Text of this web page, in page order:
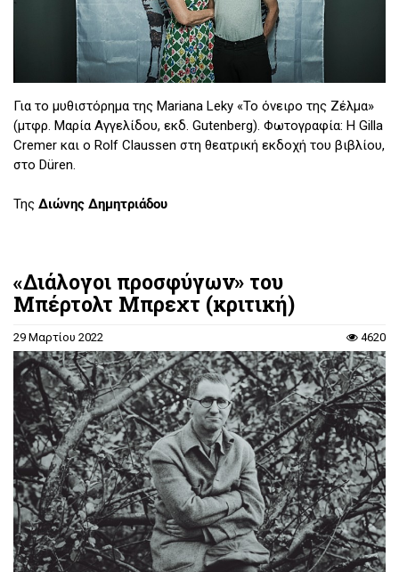
Για το μυθιστόρημα της Mariana Leky «Το όνειρο της Ζέλμα»
(μτφρ. Μαρία Αγγελίδου, εκδ. Gutenberg). Φωτογραφία: Η Gilla
Cremer και ο Rolf Claussen στη θεατρική εκδοχή του βιβλίου,
στο Düren.
Της Διώνης Δημητριάδου
«Διάλογοι προσφύγων» του
Μπέρτολτ Μπρεχτ (κριτική)
29 Μαρτίου 2022 4620